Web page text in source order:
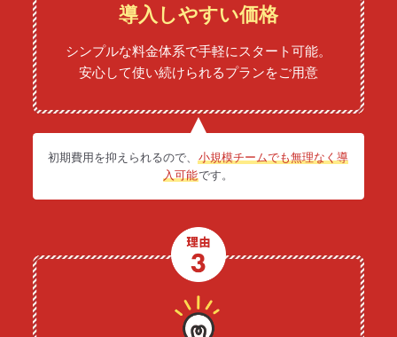
導入しやすい価格
シンプルな料金体系で手軽にスタート可能。
安心して使い続けられるプランをご用意
初期費用を抑えられるので、 小規模チームでも無理なく導
入可能です。